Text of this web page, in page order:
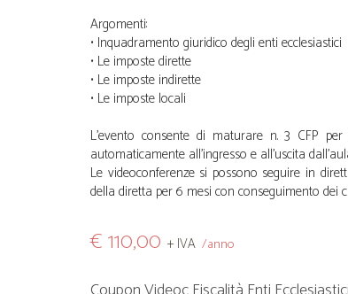
Argomenti:
• Inquadramento giuridico degli enti ecclesiastici
• Le imposte dirette
• Le imposte indirette
• Le imposte locali
L'evento consente di maturare n. 3 CFP
automaticamente all’ingresso e all’uscita
Le videoconferenze si possono seguire in
della diretta per 6 mesi con conseguimento dei
€ 110,00 + IVA /anno